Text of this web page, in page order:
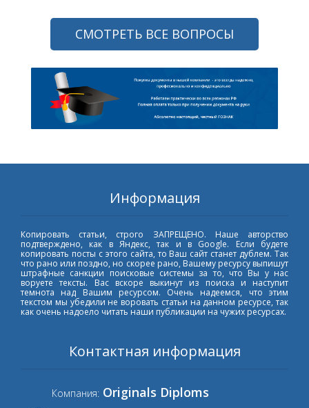
СМОТРЕТЬ ВСЕ ВОПРОСЫ
Информация
Копировать статьи, строго ЗАПРЕЩЕНО. Наше авторство
подтверждено, как в Яндекс, так и в Google. Если будете
копировать посты с этого сайта, то Ваш сайт станет дублем. Так
что рано или поздно, но скорее рано, Вашему ресурсу выпишут
штрафные санкции поисковые системы за то, что Вы у нас
воруете тексты. Вас вскоре выкинут из поиска и наступит
темнота над Вашим ресурсом. Очень надеемся, что этим
текстом мы убедили не воровать статьи на данном ресурсе, так
как очень надоело читать наши публикации на чужих ресурсах.
Контактная информация
Компания: Originals Diploms